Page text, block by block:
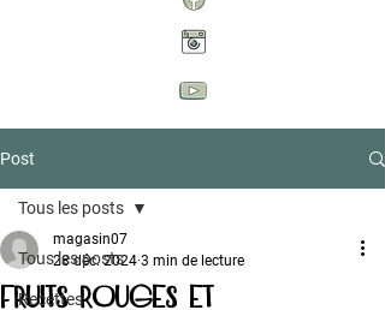
Post
Tous les posts
Recettes
Tous les posts
Fruits rouges et
magasin07
28 déc. 2024 3 min de lecture